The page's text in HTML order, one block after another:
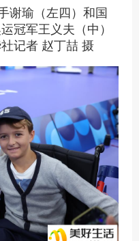
瑜（左四）和国
冠军王义夫（中）
记者 赵丁喆 摄